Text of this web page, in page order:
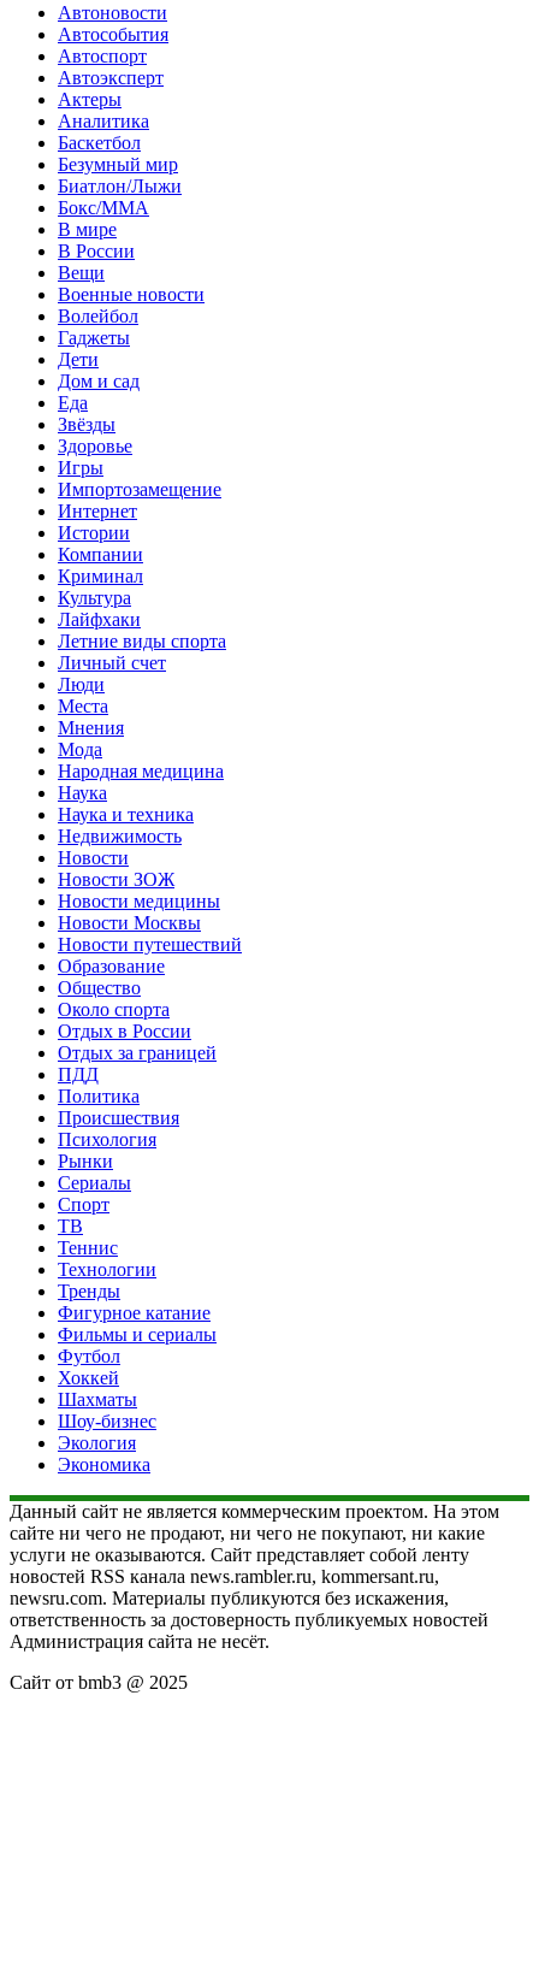
Автоновости
Автособытия
Автоспорт
Автоэксперт
Актеры
Аналитика
Баскетбол
Безумный мир
Биатлон/Лыжи
Бокс/MMA
В мире
В России
Вещи
Военные новости
Волейбол
Гаджеты
Дети
Дом и сад
Еда
Звёзды
Здоровье
Игры
Импортозамещение
Интернет
Истории
Компании
Криминал
Культура
Лайфхаки
Летние виды спорта
Личный счет
Люди
Места
Мнения
Мода
Народная медицина
Наука
Наука и техника
Недвижимость
Новости
Новости ЗОЖ
Новости медицины
Новости Москвы
Новости путешествий
Образование
Общество
Около спорта
Отдых в России
Отдых за границей
ПДД
Политика
Происшествия
Психология
Рынки
Сериалы
Спорт
ТВ
Теннис
Технологии
Тренды
Фигурное катание
Фильмы и сериалы
Футбол
Хоккей
Шахматы
Шоу-бизнес
Экология
Экономика
Данный сайт не является коммерческим проектом. На этом
сайте ни чего не продают, ни чего не покупают, ни какие
услуги не оказываются. Сайт представляет собой ленту
новостей RSS канала news.rambler.ru, kommersant.ru,
newsru.com. Материалы публикуются без искажения,
ответственность за достоверность публикуемых новостей
Администрация сайта не несёт.
Сайт от bmb3 @ 2025